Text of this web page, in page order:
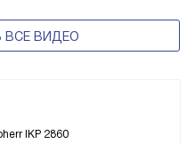
ВСЕ ВИДЕО
IKP 2860